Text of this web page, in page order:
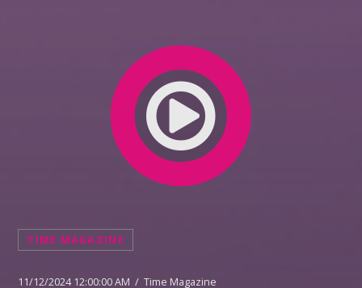
TIME MAGAZINE
11/12/2024 12:00:00 AM / Time Magazine